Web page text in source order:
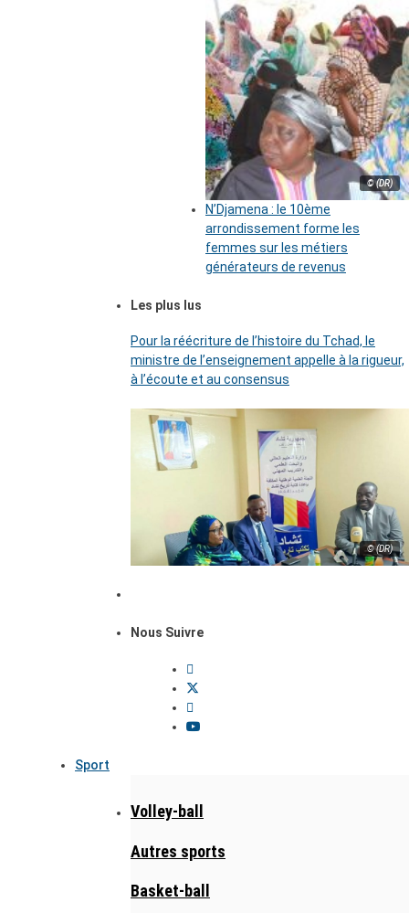
© (DR)
N’Djamena : le 10ème
arrondissement forme les
femmes sur les métiers
générateurs de revenus
Les plus lus
Pour la réécriture de l’histoire du Tchad, le
ministre de l’enseignement appelle à la rigueur,
à l’écoute et au consensus
© (DR)
Nous Suivre
Sport
Volley-ball
Autres sports
Basket-ball